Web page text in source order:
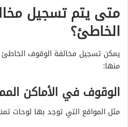
متى يتم تسجيل
الخاطئ؟
يمكن تسجيل مخالفة الوقوف الخاطئ
منها:
الوقوف في الأماكن
مثل المواقع التي توجد بها لوحات